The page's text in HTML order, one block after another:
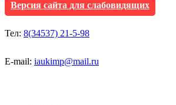
Версия сайта для слабовидящих
Тел: 8(34537) 21-5-98
E-mail: iaukimp@mail.ru